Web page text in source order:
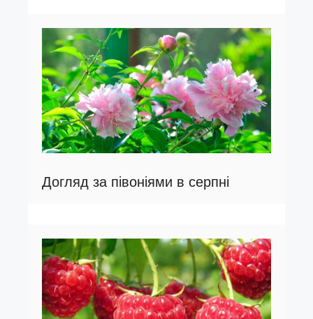
Догляд за півоніями в серпні